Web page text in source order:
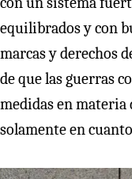
equilibrados y con
marcas y derechos
de que las guerras
medidas en
solamente en